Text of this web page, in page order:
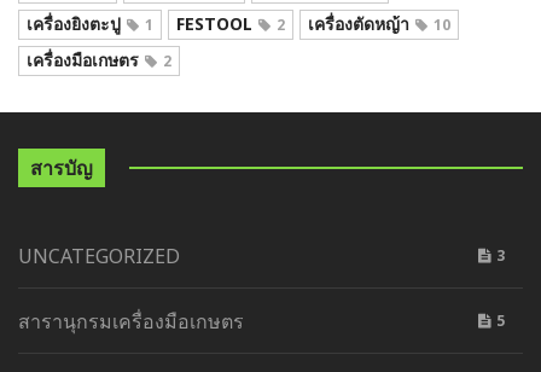
เครื่องยิงตะปู 1 FESTOOL 2 เครื่องตัดหญ้า 10
เครื่องมือเกษตร 2
สารบัญ
UNCATEGORIZED 3
สารานุกรมเครื่องมือเกษตร 5